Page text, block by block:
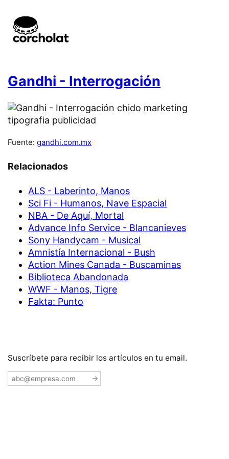
Gandhi - Interrogación
Fuente: gandhi.com.mx
Relacionados
ALS - Laberinto, Manos
Sci Fi - Humanos, Nave Espacial
NBA - De Aquí, Mortal
Advance Info Service - Blancanieves
Sony Handycam - Musical
Amnistía Internacional - Bush
Action Mines Canada - Buscaminas
Biblioteca Abandonada
WWF - Manos, Tigre
Fakta: Punto
Suscríbete para recibir los artículos en tu email.